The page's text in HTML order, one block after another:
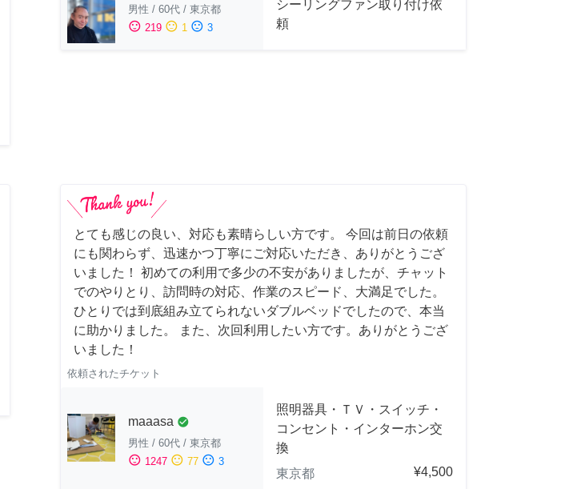
男性 / 60代 / 東京都
sentiment_satisfied 219 sentiment_neutral 1 sentiment_dissatisfied 3
シーリングファン取り付け依
頼
とても感じの良い、対応も素晴らしい方です。 今回は前日の依頼
にも関わらず、迅速かつ丁寧にご対応いただき、ありがとうござ
いました！ 初めての利用で多少の不安がありましたが、チャット
でのやりとり、訪問時の対応、作業のスピード、大満足でした。
ひとりでは到底組み立てられないダブルベッドでしたので、本当
に助かりました。 また、次回利用したい方です。ありがとうござ
いました！
依頼されたチケット
maaasa check_circle
男性 / 60代 / 東京都
sentiment_satisfied 1247 sentiment_neutral 77 sentiment_dissatisfied 3
照明器具・ＴＶ・スイッチ・
コンセント・インターホン交
換
東京都
¥4,500